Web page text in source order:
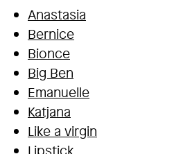
Anastasia
Bernice
Bionce
Big Ben
Emanuelle
Katjana
Like a virgin
Lipstick